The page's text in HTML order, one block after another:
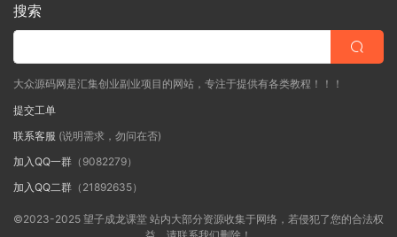
搜索
大众源码网是汇集创业副业项目的网站，专注于提供有各类教程！！！
提交工单
联系客服 (说明需求，勿问在否)
加入QQ一群 （9082279）
加入QQ二群 （21892635）
©2023-2025 望子成龙课堂 站内大部分资源收集于网络，若侵犯了您的合法权